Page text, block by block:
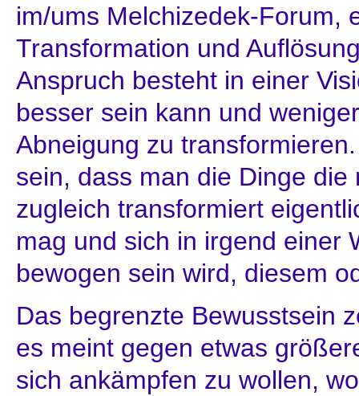
im/ums Melchizedek-Forum,
Transformation und
Anspruch besteht in einer
besser sein kann und
Abneigung zu
sein, dass man die Dinge
zugleich transformiert
mag und sich in irgend einer
bewogen sein wird, diesem
Das begrenzte Bewusstsein
es meint gegen etwas
sich ankämpfen zu wollen,